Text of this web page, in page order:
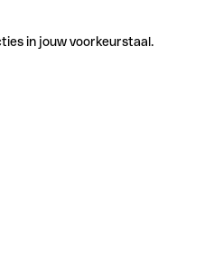
in jouw voorkeurstaal.